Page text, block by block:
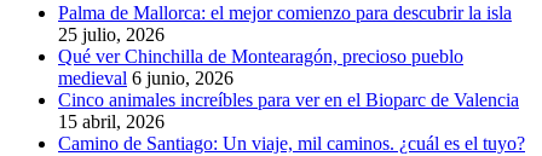
Palma de Mallorca: el mejor comienzo para descubrir la isla
25 julio, 2026
Qué ver Chinchilla de Montearagón, precioso pueblo
medieval 6 junio, 2026
Cinco animales increíbles para ver en el Bioparc de Valencia
15 abril, 2026
Camino de Santiago: Un viaje, mil caminos. ¿cuál es el tuyo?